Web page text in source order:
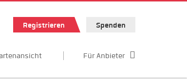
Registrieren Spenden
Für Anbieter